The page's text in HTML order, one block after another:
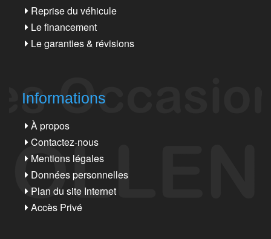
Reprise du véhicule
Le financement
Le garanties & révisions
Informations
À propos
Contactez-nous
Mentions légales
Données personnelles
Plan du site Internet
Accès Privé